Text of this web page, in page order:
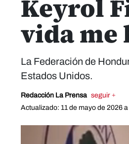
Keyrol
vida me
La Federación de
Estados Unidos.
Redacción La Prensa seguir +
Actualizado: 11 de mayo de 2026